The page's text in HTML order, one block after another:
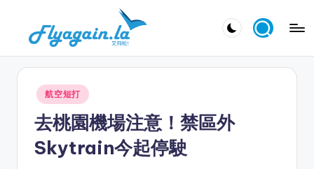
飛
Posted
in
航空短打
去桃園機場注意！禁區外
Skytrain今起停駛